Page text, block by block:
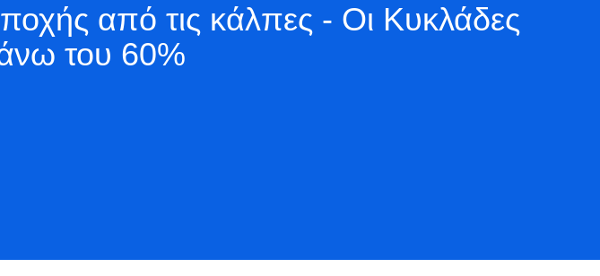
από τις κάλπες - Οι Κυκλάδες
του 60%